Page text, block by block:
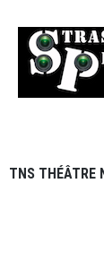
TNS THÉÂTRE